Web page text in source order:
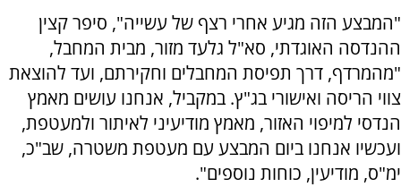
"המבצע הזה מגיע אחרי רצף של עשייה", סיפר קצין
ההנדסה האוגדתי, סא"ל גלעד מזור, מבית המחבל,
"מהמרדף, דרך תפיסת המחבלים וחקירתם, ועד להוצאת
צווי הריסה ואישורי בג"ץ. במקביל, אנחנו עושים מאמץ
הנדסי למיפוי האזור, מאמץ מודיעיני לאיתור ולמעטפת,
ועכשיו אנחנו ביום המבצע עם מעטפת משטרה, שב"כ,
ימ"ס, מודיעין, כוחות נוספים".